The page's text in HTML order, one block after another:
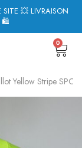
SITE 💥 LIVRAISON
🛍
0
Yellow Stripe